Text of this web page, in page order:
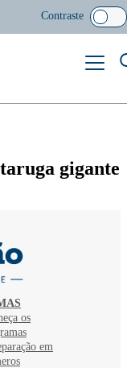
Contraste
gigante
os
em